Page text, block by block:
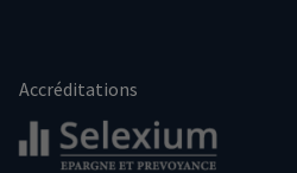
Accréditations